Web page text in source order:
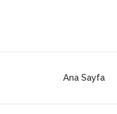
Ana Sayfa